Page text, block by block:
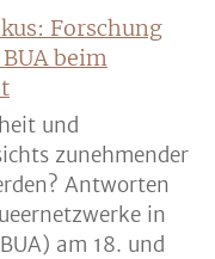
Forschung
beim
und
zunehmender
Antworten
in
am 18. und